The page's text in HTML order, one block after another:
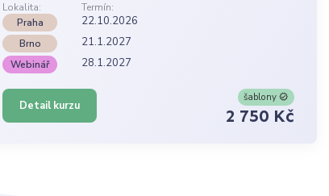
Lokalita:
Termín:
Praha
22.10.2026
Brno 21.1.2027
Webinář 28.1.2027
Detail kurzu
šablony
2 750 Kč